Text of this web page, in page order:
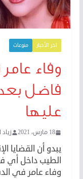
اخر الأخبار منوعات
وفاء
فاضل
عليها
18 مارس، 2021 زياد
يبدو أن القضايا
الطيب داخل أي
وفاء عامر في